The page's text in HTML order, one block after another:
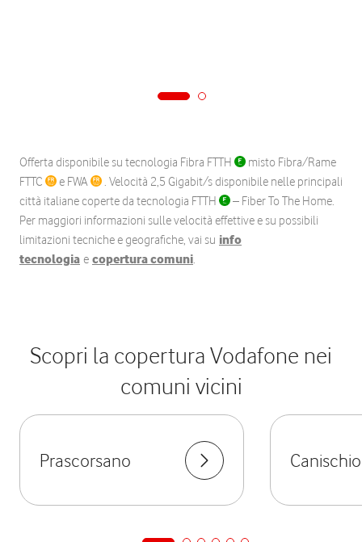
Offerta disponibile su tecnologia Fibra FTTH
misto Fibra/Rame
FTTC
e FWA
. Velocità 2,5 Gigabit/s disponibile nelle principali
città italiane coperte da tecnologia FTTH
– Fiber To The Home.
Per maggiori informazioni sulle velocità effettive e su possibili
limitazioni tecniche e geografiche, vai su info
tecnologia e copertura comuni.
Scopri la copertura Vodafone nei
comuni vicini
Prascorsano Canischio